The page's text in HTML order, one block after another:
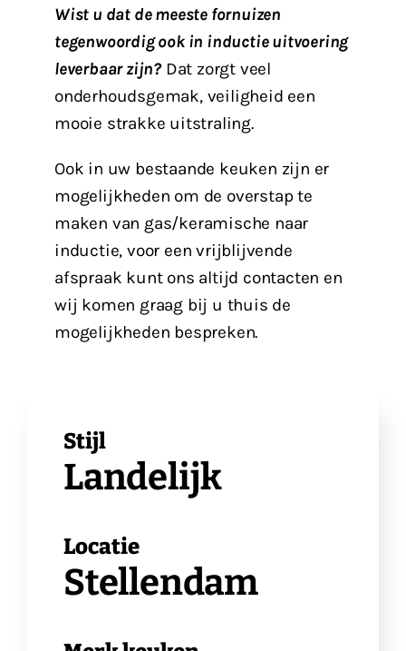
Wist u dat de meeste fornuizen
tegenwoordig ook in inductie uitvoering
leverbaar zijn?Dat zorgt veel
onderhoudsgemak, veiligheid een
mooie strakke uitstraling.
Ook in uw bestaande keuken zijn er
mogelijkheden om de overstap te
maken van gas/keramische naar
inductie, voor een vrijblijvende
afspraak kunt ons altijd contacten en
wij komen graag bij u thuis de
mogelijkheden bespreken.
Stijl
Landelijk
Locatie
Stellendam